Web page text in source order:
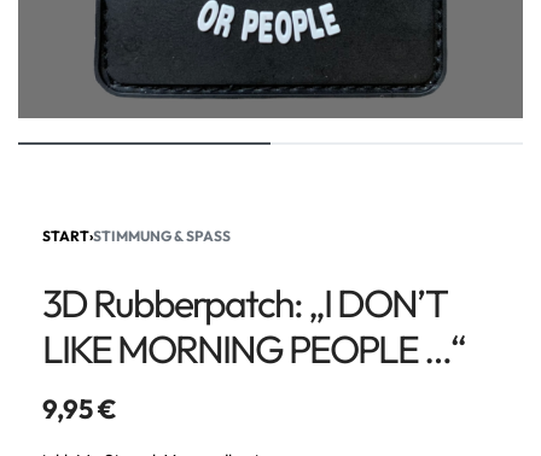
START›STIMMUNG & SPASS
3D Rubberpatch: „I DON’T
LIKE MORNING PEOPLE …“
9,95€